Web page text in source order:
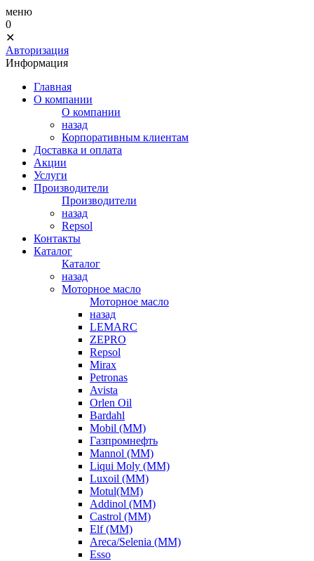
меню
0
✕
Авторизация
Информация
Главная
О компании
О компании
назад
Корпоративным клиентам
Доставка и оплата
Акции
Услуги
Производители
Производители
назад
Repsol
Контакты
Каталог
Каталог
назад
Моторное масло
Моторное масло
назад
LEMARC
ZEPRO
Repsol
Mirax
Petronas
Avista
Orlen Oil
Bardahl
Mobil (ММ)
Газпромнефть
Mannol (ММ)
Liqui Moly (ММ)
Luxoil (ММ)
Motul(ММ)
Addinol (ММ)
Castrol (ММ)
Elf (ММ)
Areca/Selenia (ММ)
Esso